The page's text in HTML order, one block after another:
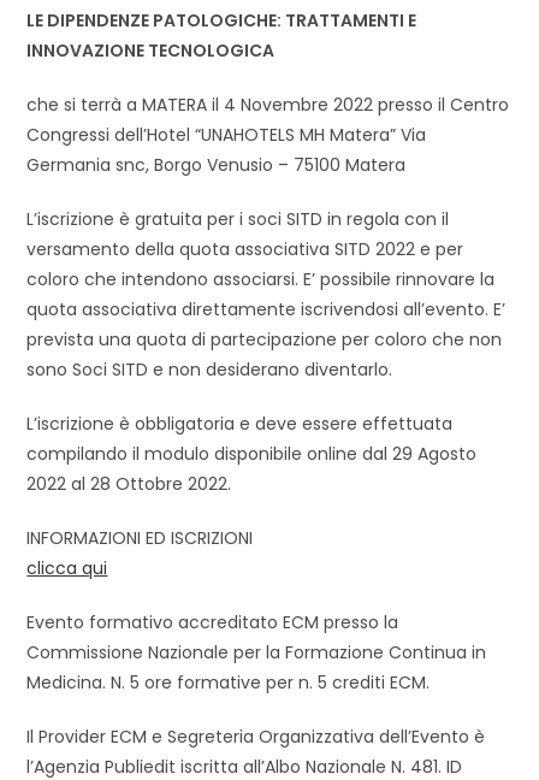
LE DIPENDENZE PATOLOGICHE: TRATTAMENTI E
INNOVAZIONE TECNOLOGICA
che si terrà a MATERA il 4 Novembre 2022 presso il Centro
Congressi dell’Hotel “UNAHOTELS MH Matera” Via
Germania snc, Borgo Venusio – 75100 Matera
L’iscrizione è gratuita per i soci SITD in regola con il
versamento della quota associativa SITD 2022 e per
coloro che intendono associarsi. E’ possibile rinnovare la
quota associativa direttamente iscrivendosi all’evento. E’
prevista una quota di partecipazione per coloro che non
sono Soci SITD e non desiderano diventarlo.
L’iscrizione è obbligatoria e deve essere effettuata
compilando il modulo disponibile online dal 29 Agosto
2022 al 28 Ottobre 2022.
INFORMAZIONI ED ISCRIZIONI
clicca qui
Evento formativo accreditato ECM presso la
Commissione Nazionale per la Formazione Continua in
Medicina. N. 5 ore formative per n. 5 crediti ECM.
Il Provider ECM e Segreteria Organizzativa dell’Evento è
l’Agenzia Publiedit iscritta all’Albo Nazionale N. 481. ID